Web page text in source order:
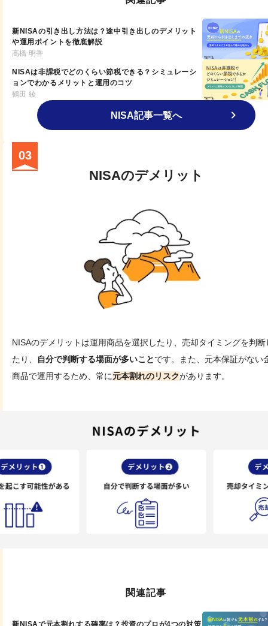
新NISAの引き出し方法は？途中引き出しのデメリット
や運用ポイントを徹底解説
高橋 明香
NISAは非課税でどのくらい節税できる？シミュレーシ
ョンでわかるメリットと運用のコツ
鶴田 綾
NISA記事一覧へ
03
NISAのデメリット
NISAのデメリットは運用商品を選択したり、売却タイミングを判断
たり、
自分で判断する場面が多いことです。また、元本保証がない
商品で運用するため、常に元本割れのリスクがあります。
関連記事
新NISAで元本割れする確率は？投資のプロが4つの対策